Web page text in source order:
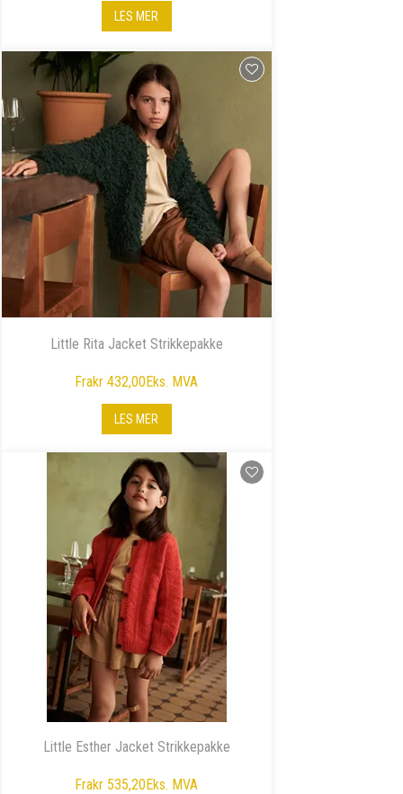
LES MER
Little Rita Jacket Strikkepakke
Frakr 432,00Eks. MVA
LES MER
Little Esther Jacket Strikkepakke
Frakr 535,20Eks. MVA